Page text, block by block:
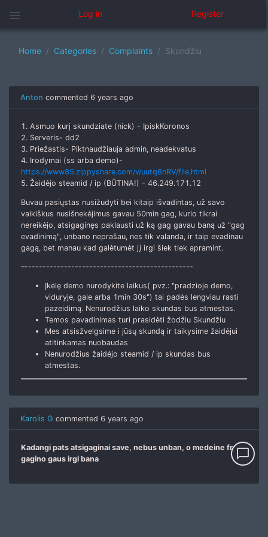
menu Log in Register
Home Categories Complaints Skundžiu
Anton commented 6 years ago
1. Asmuo kurį skundziate (nick) - IpiskKoronos
2. Serveris- dd2
3. Priežastis- Piktnaudžiauja admin, neadekvatus
4. Irodymai (ss arba demo)-
https://www85.zippyshare.com/v/uutq8nRV/file.html
5. Žaidėjo steamid / ip (BŪTINA!) - 46.249.171.12
Buvau pasiųstas nusižudyti bei kitaip išvadintas, už savo
vaikiškus nusišnekėjimus gavau 50min gag, kurio tikrai
nereikėjo, atsigaginęs paklausti už ką gag gavau baną už "gag
evadinimą", unbano neprašau, nes tik valanda, ir taip evadinau
gagą, bet manau kad galėtumėt jį irgi šiek tiek apramint.
–-----------------------------------------------
Įkėlę demo nurodykite laikus( pvz.: "pradzioje demo,
viduryje, gale arba 1min 30s") tai padės lengviau rasti
pazeidimą. Nenurodžius laiko skundas bus atmestas.
Temos pavadinimas turi prasidėti žodžiu Skundžiu
Mes atsisžvelgsime i jūsų skundą ir taikysime žaidėjui
atitinkamas nuobaudas
Nenurodžius žaidėjo steamid / ip skundas bus
atmestas.
Karolis G commented 6 years ago
Kadangi pats atsigaginai save, nebus unban, o medeine free
gagino gaus irgi bana
chat_bubble_outline